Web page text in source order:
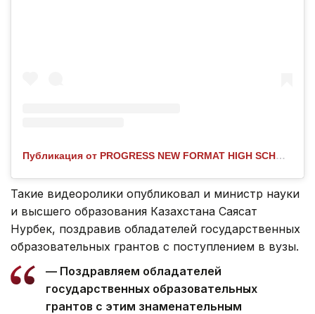
Публикация от PROGRESS NEW FORMAT HIGH SCHOOL | ЖЕКЕМЕНШІК МЕКТЕП (@progress__aktau)
Такие видеоролики опубликовал и министр науки
и высшего образования Казахстана Саясат
Нурбек, поздравив обладателей государственных
образовательных грантов с поступлением в вузы.
— Поздравляем обладателей
государственных образовательных
грантов с этим знаменательным